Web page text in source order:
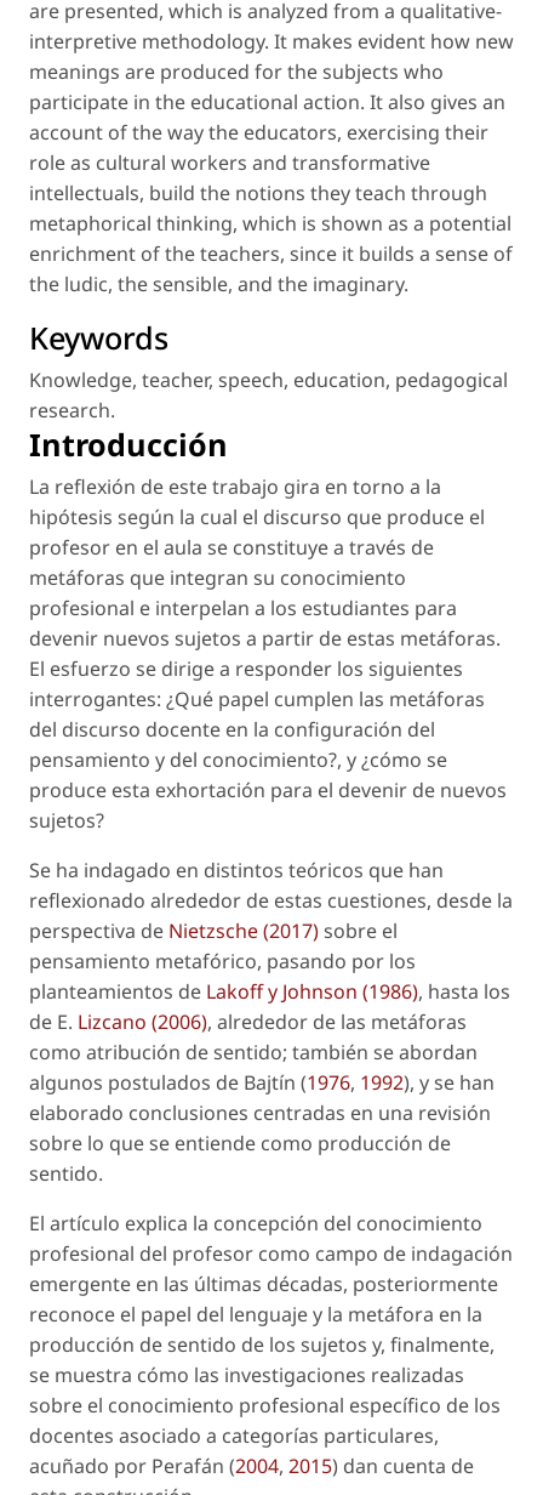
are presented, which is analyzed from a qualitative-
interpretive methodology. It makes evident how new
meanings are produced for the subjects who
participate in the educational action. It also gives an
account of the way the educators, exercising their
role as cultural workers and transformative
intellectuals, build the notions they teach through
metaphorical thinking, which is shown as a potential
enrichment of the teachers, since it builds a sense of
the ludic, the sensible, and the imaginary.
Keywords
Knowledge, teacher, speech, education, pedagogical
research.
Introducción
La reflexión de este trabajo gira en torno a la
hipótesis según la cual el discurso que produce el
profesor en el aula se constituye a través de
metáforas que integran su conocimiento
profesional e interpelan a los estudiantes para
devenir nuevos sujetos a partir de estas metáforas.
El esfuerzo se dirige a responder los siguientes
interrogantes: ¿Qué papel cumplen las metáforas
del discurso docente en la configuración del
pensamiento y del conocimiento?, y ¿cómo se
produce esta exhortación para el devenir de nuevos
sujetos?
Se ha indagado en distintos teóricos que han
reflexionado alrededor de estas cuestiones, desde la
perspectiva de Nietzsche (2017)sobre el
pensamiento metafórico, pasando por los
planteamientos de Lakoff y Johnson (1986), hasta los
de E. Lizcano (2006), alrededor de las metáforas
como atribución de sentido; también se abordan
algunos postulados de Bajtín (1976, 1992), y se han
elaborado conclusiones centradas en una revisión
sobre lo que se entiende como producción de
sentido.
El artículo explica la concepción del conocimiento
profesional del profesor como campo de indagación
emergente en las últimas décadas, posteriormente
reconoce el papel del lenguaje y la metáfora en la
producción de sentido de los sujetos y, finalmente,
se muestra cómo las investigaciones realizadas
sobre el conocimiento profesional específico de los
docentes asociado a categorías particulares,
acuñado por Perafán (2004, 2015) dan cuenta de